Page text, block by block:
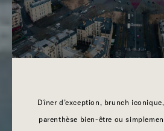
GIGI
Dîner d’exception, brunch
parenthèse bien-être ou